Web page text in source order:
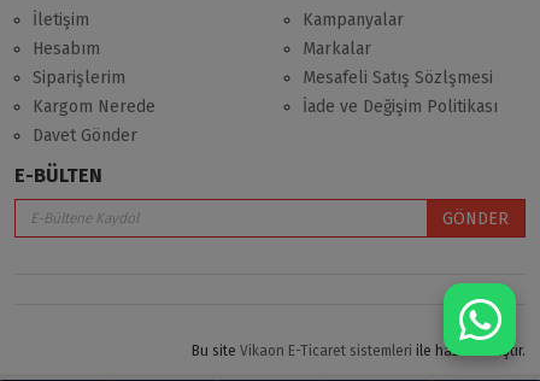
İletişim
Hesabım
Siparişlerim
Kargom Nerede
Davet Gönder
Kampanyalar
Markalar
Mesafeli Satış Sözlşmesi
İade ve Değişim Politikası
E-BÜLTEN
GÖNDER
Bu site Vikaon E-Ticaret sistemleri ile hazırlanmıştır.